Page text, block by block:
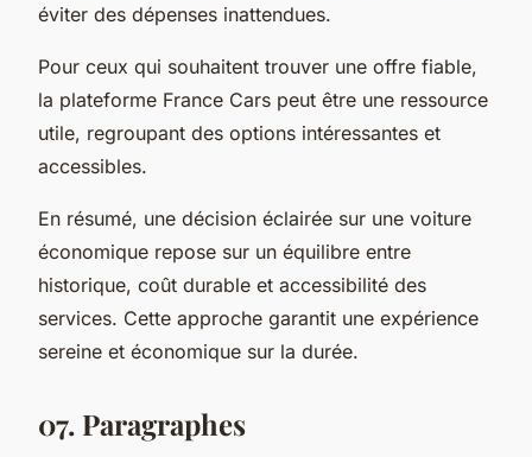
éviter des dépenses inattendues.
Pour ceux qui souhaitent trouver une offre fiable,
la plateforme France Cars peut être une ressource
utile, regroupant des options intéressantes et
accessibles.
En résumé, une décision éclairée sur une voiture
économique repose sur un équilibre entre
historique, coût durable et accessibilité des
services. Cette approche garantit une expérience
sereine et économique sur la durée.
07. Paragraphes